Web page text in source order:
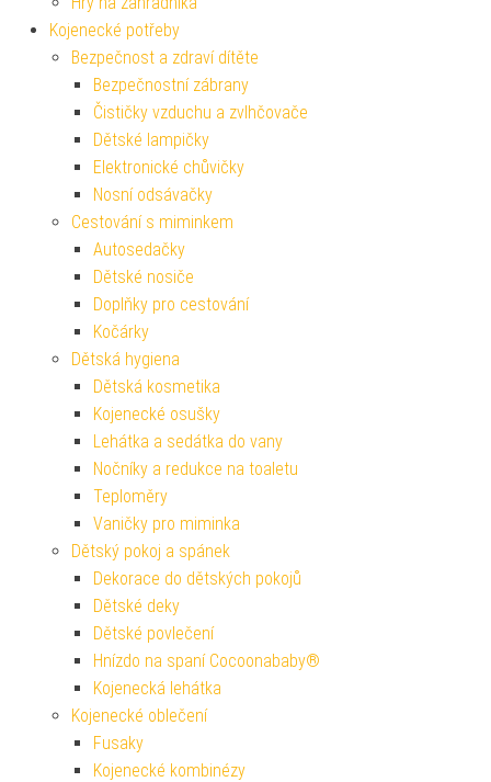
Kojenecké potřeby
Bezpečnost a zdraví dítěte
Bezpečnostní zábrany
Čističky vzduchu a zvlhčovače
Dětské lampičky
Elektronické chůvičky
Nosní odsávačky
Cestování s miminkem
Autosedačky
Dětské nosiče
Doplňky pro cestování
Kočárky
Dětská hygiena
Dětská kosmetika
Kojenecké osušky
Lehátka a sedátka do vany
Nočníky a redukce na toaletu
Teploměry
Vaničky pro miminka
Dětský pokoj a spánek
Dekorace do dětských pokojů
Dětské deky
Dětské povlečení
Hnízdo na spaní Cocoonababy®
Kojenecká lehátka
Kojenecké oblečení
Fusaky
Kojenecké kombinézy